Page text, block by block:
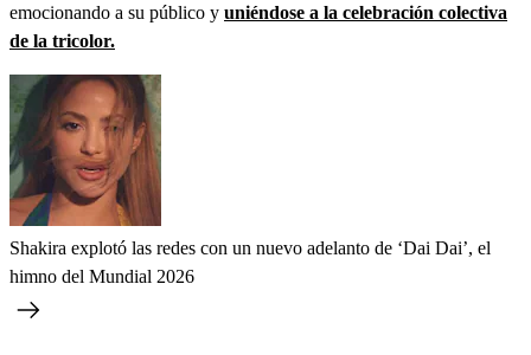
emocionando a su público y uniéndose a la celebración colectiva
de la tricolor.
Shakira explotó las redes con un nuevo adelanto de ‘Dai Dai’, el
himno del Mundial 2026